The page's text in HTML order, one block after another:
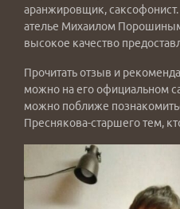
аранжировщик,
ателье Михаилом
высокое качество
Прочитать отзыв и
можно на его официальном
можно поближе
Преснякова-старшего тем,